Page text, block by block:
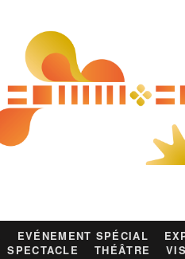
EVÉNEMENT SPÉCIAL
SPECTACLE THÉÂTRE